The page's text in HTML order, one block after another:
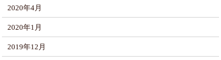
2020年4月
2020年1月
2019年12月